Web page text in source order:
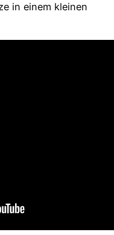
in einem kleinen